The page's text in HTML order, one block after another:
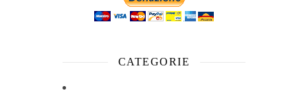
CATEGORIE